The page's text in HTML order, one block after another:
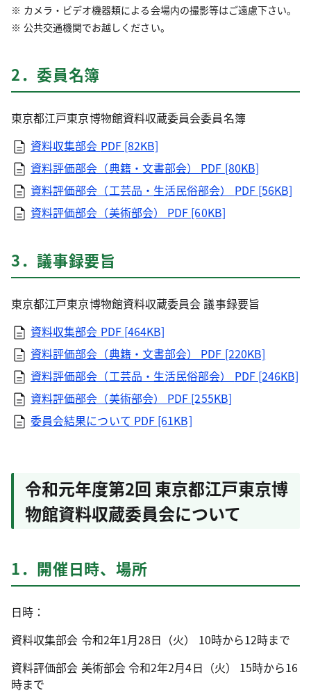
カメラ・ビデオ機器類による会場内の撮影等はご遠慮下さい。
公共交通機関でお越しください。
2．委員名簿
東京都江戸東京博物館資料収蔵委員会委員名簿
資料収集部会 PDF [82KB]
資料評価部会（典籍・文書部会） PDF [80KB]
資料評価部会（工芸品・生活民俗部会） PDF [56KB]
資料評価部会（美術部会） PDF [60KB]
3．議事録要旨
東京都江戸東京博物館資料収蔵委員会 議事録要旨
資料収集部会 PDF [464KB]
資料評価部会（典籍・文書部会） PDF [220KB]
資料評価部会（工芸品・生活民俗部会） PDF [246KB]
資料評価部会（美術部会） PDF [255KB]
委員会結果について PDF [61KB]
令和元年度第2回 東京都江戸東京博
物館資料収蔵委員会について
1．開催日時、場所
日時：
資料収集部会 令和2年1月28日（火） 10時から12時まで
資料評価部会 美術部会 令和2年2月4日（火） 15時から16
時まで